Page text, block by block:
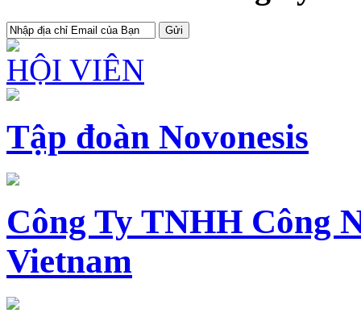
HỘI VIÊN
Tập đoàn Novonesis
Công Ty TNHH Công
Vietnam